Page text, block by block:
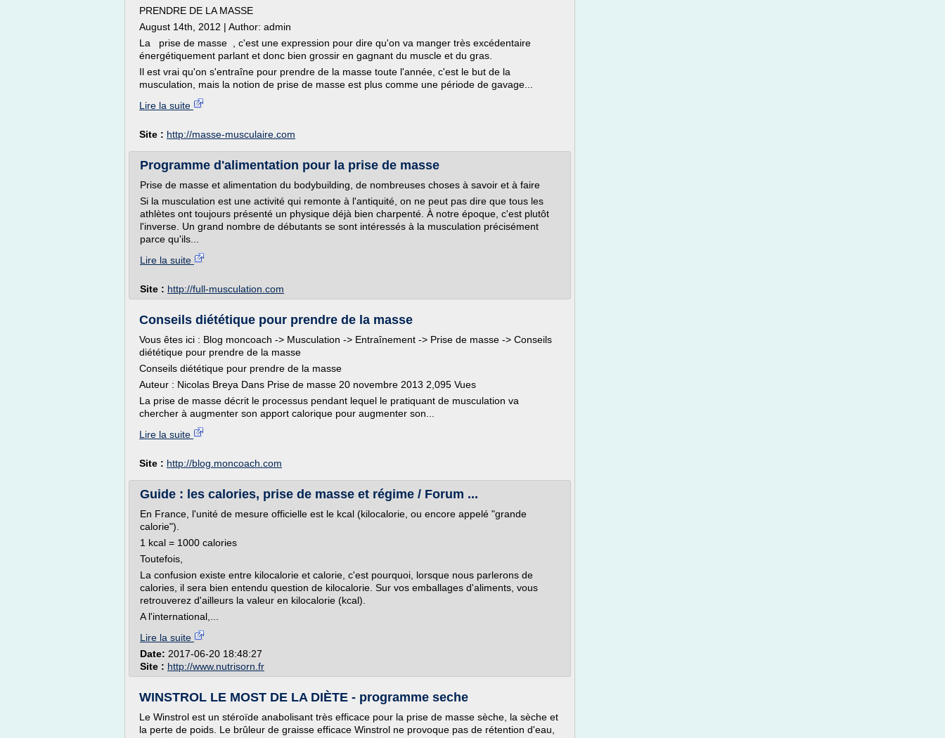
PRENDRE DE LA MASSE
August 14th, 2012 | Author: admin
La prise de masse , c'est une expression pour dire qu'on va manger très excédentaire
énergétiquement parlant et donc bien grossir en gagnant du muscle et du gras.
Il est vrai qu'on s'entraîne pour prendre de la masse toute l'année, c'est le but de la
musculation, mais la notion de prise de masse est plus comme une période de gavage...
Lire la suite
Site : http://masse-musculaire.com
Programme d'alimentation pour la prise de masse
Prise de masse et alimentation du bodybuilding, de nombreuses choses à savoir et à faire
Si la musculation est une activité qui remonte à l'antiquité, on ne peut pas dire que tous les
athlètes ont toujours présenté un physique déjà bien charpenté. À notre époque, c'est plutôt
l'inverse. Un grand nombre de débutants se sont intéressés à la musculation précisément
parce qu'ils...
Lire la suite
Site : http://full-musculation.com
Conseils diététique pour prendre de la masse
Vous êtes ici : Blog moncoach -> Musculation -> Entraînement -> Prise de masse -> Conseils
diététique pour prendre de la masse
Conseils diététique pour prendre de la masse
Auteur : Nicolas Breya Dans Prise de masse 20 novembre 2013 2,095 Vues
La prise de masse décrit le processus pendant lequel le pratiquant de musculation va
chercher à augmenter son apport calorique pour augmenter son...
Lire la suite
Site : http://blog.moncoach.com
Guide : les calories, prise de masse et régime / Forum ...
En France, l'unité de mesure officielle est le kcal (kilocalorie, ou encore appelé "grande
calorie").
1 kcal = 1000 calories
Toutefois,
La confusion existe entre kilocalorie et calorie, c'est pourquoi, lorsque nous parlerons de
calories, il sera bien entendu question de kilocalorie. Sur vos emballages d'aliments, vous
retrouverez d'ailleurs la valeur en kilocalorie (kcal).
A l'international,...
Lire la suite
Date: 2017-06-20 18:48:27
Site : http://www.nutrisorn.fr
WINSTROL LE MOST DE LA DIÈTE - programme seche
Le Winstrol est un stéroïde anabolisant très efficace pour la prise de masse sèche, la sèche et
la perte de poids. Le brûleur de graisse efficace Winstrol ne provoque pas de rétention d'eau,